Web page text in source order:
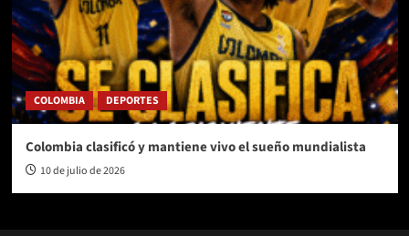
COLOMBIA DEPORTES
Colombia clasificó y mantiene vivo el sueño mundialista
10 de julio de 2026